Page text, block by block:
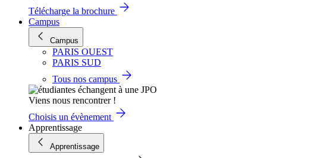
Télécharge la brochure
Campus
Campus
PARIS OUEST
PARIS SUD
Tous nos campus
Viens nous rencontrer !
Choisis un évènement
Apprentissage
Apprentissage